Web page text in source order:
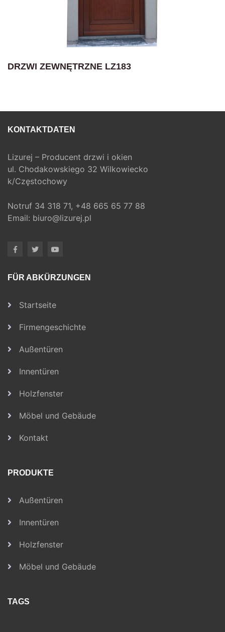
DRZWI ZEWNĘTRZNE LZ183
KONTAKTDATEN
Lizurej – Producent drzwi i okien
ul. Chodakowskiego 32 Wilkowiecko
k/Częstochowy
Notruf 34 318 71, +48 665 65 77 88
Email: biuro@lizurej.pl
FÜR ABKÜRZUNGEN
Startseite
Firmengeschichte
Außentüren
Innentüren
Holzfenster
Möbel und Gebäude
Kontakt
PRODUKTE
Außentüren
Innentüren
Holzfenster
Möbel und Gebäude
TAGS